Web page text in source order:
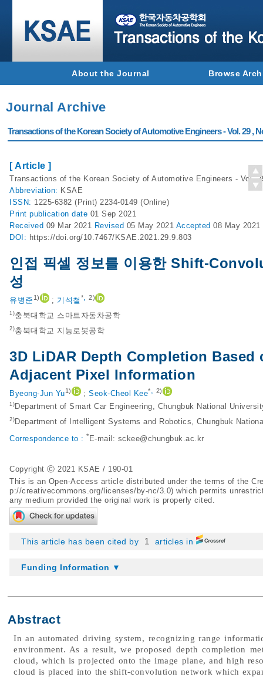
About the Journal Browse
Journal Archive
Transactions of the Korean Society of Automotive Engineers - Vol. 29 ,
[ Article ]
Transactions of the Korean Society of Automotive Engineers - Vol.
Abbreviation: KSAE
ISSN: 1225-6382 (Print) 2234-0149 (Online)
Print publication date 01 Sep 2021
Received 09 Mar 2021 Revised 05 May 2021 Accepted 08 May 2021
DOI: https://doi.org/10.7467/KSAE.2021.29.9.803
인접 픽셀 정보를 이용한 Shift-
성
유병준 1) ; 기석철 *, 2)
1)충북대학교 스마트자동차공학
2)충북대학교 지능로봇공학
3D LiDAR Depth Completion
Adjacent Pixel Information
Byeong-Jun Yu1) ; Seok-Cheol Kee*, 2)
1) Department of Smart Car Engineering, Chungbuk National
2) Department of Intelligent Systems and Robotics, Chungbuk
Correspondence to : * E-mail: sckee@chungbuk.ac.kr
Copyright Ⓒ 2021 KSAE / 190-01
This is an Open-Access article distributed under the terms of the
p://creativecommons.org/licenses/by-nc/3.0) which permits
any medium provided the original work is properly cited.
This article has been cited by 1 articles in
Funding Information ▼
Abstract
In an automated driving system, recognizing range
environment. As a result, we proposed depth completion
cloud, which is projected onto the image plane, and high
cloud is placed into the shift-convolution network which